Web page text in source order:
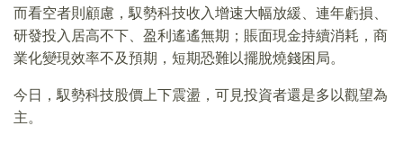
而看空者則顧慮，馭勢科技收入增速大幅放緩、連年虧損、
研發投入居高不下、盈利遙遙無期；賬面現金持續消耗，商
業化變現效率不及預期，短期恐難以擺脫燒錢困局。
今日，馭勢科技股價上下震盪，可見投資者還是多以觀望為
主。